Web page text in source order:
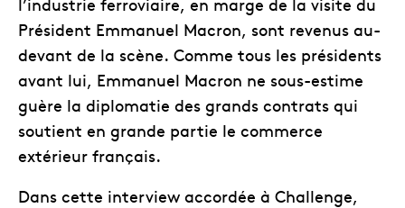
Président Emmanuel Macron, sont revenus au-
devant de la scène. Comme tous les présidents
avant lui, Emmanuel Macron ne sous-estime
guère la diplomatie des grands contrats qui
soutient en grande partie le commerce
extérieur français.
Dans cette interview accordée à Challenge,